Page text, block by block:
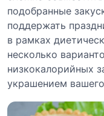
подобранные
поддержать
в рамках
несколько
низкокалорийных
украшением